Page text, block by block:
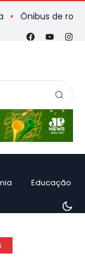
de romeiros
Educação